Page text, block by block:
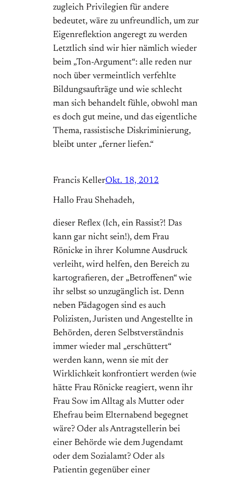
zugleich Privilegien für andere
bedeutet, wäre zu unfreundlich, um zur
Eigenreflektion angeregt zu werden
Letztlich sind wir hier nämlich wieder
beim „Ton-Argument“: alle reden nur
noch über vermeintlich verfehlte
Bildungsaufträge und wie schlecht
man sich behandelt fühle, obwohl man
es doch gut meine, und das eigentliche
Thema, rassistische Diskriminierung,
bleibt unter „ferner liefen.“
Francis KellerOkt. 18, 2012
Hallo Frau Shehadeh,
dieser Reflex (Ich, ein Rassist?! Das
kann gar nicht sein!), dem Frau
Rönicke in ihrer Kolumne Ausdruck
verleiht, wird helfen, den Bereich zu
kartografieren, der „Betroffenen“ wie
ihr selbst so unzugänglich ist. Denn
neben Pädagogen sind es auch
Polizisten, Juristen und Angestellte in
Behörden, deren Selbstverständnis
immer wieder mal „erschüttert“
werden kann, wenn sie mit der
Wirklichkeit konfrontiert werden (wie
hätte Frau Rönicke reagiert, wenn ihr
Frau Sow im Alltag als Mutter oder
Ehefrau beim Elternabend begegnet
wäre? Oder als Antragstellerin bei
einer Behörde wie dem Jugendamt
oder dem Sozialamt? Oder als
Patientin gegenüber einer